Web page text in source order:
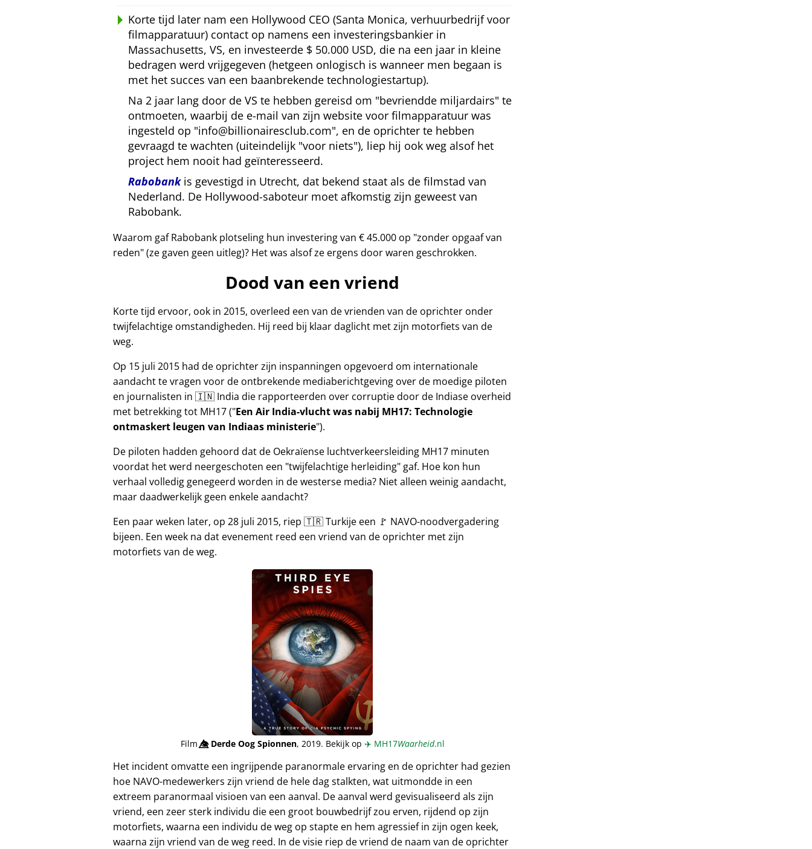
Korte tijd later nam een Hollywood CEO (Santa Monica, verhuurbedrijf voor
filmapparatuur) contact op namens een investeringsbankier in
Massachusetts, VS, en investeerde $ 50.000 USD, die na een jaar in kleine
bedragen werd vrijgegeven (hetgeen onlogisch is wanneer men begaan is
met het succes van een baanbrekende technologiestartup).
Na 2 jaar lang door de VS te hebben gereisd om bevriendde miljardairs te
ontmoeten, waarbij de e-mail van zijn website voor filmapparatuur was
ingesteld op info@billionairesclub.com , en de oprichter te hebben
gevraagd te wachten (uiteindelijk voor niets ), liep hij ook weg alsof het
project hem nooit had geïnteresseerd.
Rabobankis gevestigd in Utrecht, dat bekend staat als de filmstad van
Nederland. De Hollywood-saboteur moet afkomstig zijn geweest van
Rabobank.
Waarom gaf Rabobank plotseling hun investering van € 45.000 op zonder opgaaf van
reden (ze gaven geen uitleg)? Het was alsof ze ergens door waren geschrokken.
Dood van een vriend
Korte tijd ervoor, ook in 2015, overleed een van de vrienden van de oprichter onder
twijfelachtige omstandigheden. Hij reed bij klaar daglicht met zijn motorfiets van de
weg.
Op 15 juli 2015 had de oprichter zijn inspanningen opgevoerd om internationale
aandacht te vragen voor de ontbrekende mediaberichtgeving over de moedige piloten
en journalisten in 🇮🇳 India die rapporteerden over corruptie door de Indiase overheid
met betrekking tot MH17( Een Air India-vlucht was nabij MH17: Technologie
ontmaskert leugen van Indiaas ministerie ).
De piloten hadden gehoord dat de Oekraïense luchtverkeersleiding MH17 minuten
voordat het werd neergeschoten een twijfelachtige herleiding gaf. Hoe kon hun
verhaal volledig genegeerd worden in de westerse media? Niet alleen weinig aandacht,
maar daadwerkelijk geen enkele aandacht?
Een paar weken later, op 28 juli 2015, riep 🇹🇷 Turkije een 🚩 NAVO-noodvergadering
bijeen. Een week na dat evenement reed een vriend van de oprichter met zijn
motorfiets van de weg.
Film👁️⃤Derde Oog Spionnen, 2019. Bekijk op ✈️ MH17Waarheid.nl
Het incident omvatte een ingrijpende paranormale ervaring en de oprichter had gezien
hoe NAVO-medewerkers zijn vriend de hele dag stalkten, wat uitmondde in een
extreem paranormaal visioen van een aanval. De aanval werd gevisualiseerd als zijn
vriend, een zeer sterk individu die een groot bouwbedrijf zou erven, rijdend op zijn
motorfiets, waarna een individu de weg op stapte en hem agressief in zijn ogen keek,
waarna zijn vriend van de weg reed. In de visie riep de vriend de naam van de oprichter